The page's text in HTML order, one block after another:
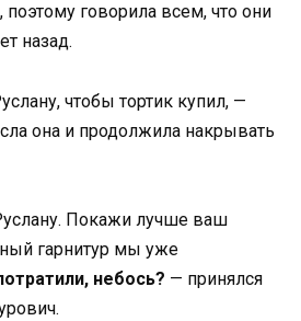
говорила всем, что они
назад.
чтобы тортик купил, —
она и продолжила накрывать
Покажи лучше ваш
гарнитур мы уже
небось? — принялся